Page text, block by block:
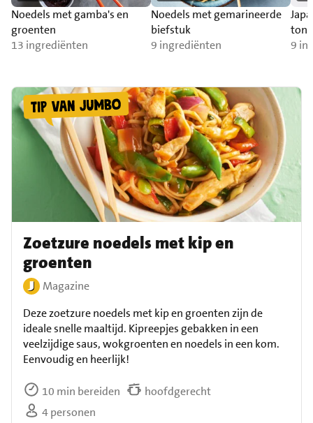
Noedels met gamba's en
groenten
13 ingrediënten
Noedels met gemarineerde
biefstuk
9 ingrediënten
9
Zoetzure noedels met kip en
groenten
Magazine
Deze zoetzure noedels met kip en groenten zijn de
ideale snelle maaltijd. Kipreepjes gebakken in een
veelzijdige saus, wokgroenten en noedels in een kom.
Eenvoudig en heerlijk!
10 min bereiden
hoofdgerecht
4 personen